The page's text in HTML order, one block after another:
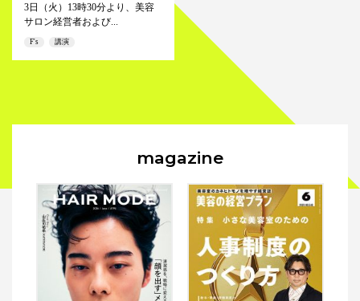
3日（火）13時30分より、美容
サロン経営者および...
F's 講演
magazine